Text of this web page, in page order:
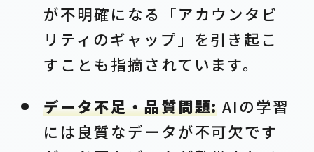
が不明確になる「アカウンタビ
リティのギャップ」を引き起こ
すことも指摘されています。
データ不足・品質問題: AIの学習
には良質なデータが不可欠です